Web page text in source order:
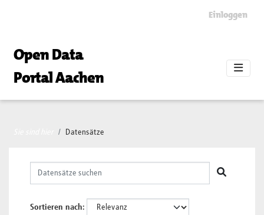
Einloggen
Open Data
Portal Aachen
Datensätze
Sortieren nach